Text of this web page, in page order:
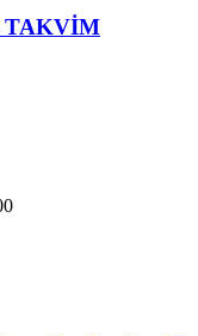
TAKVİM